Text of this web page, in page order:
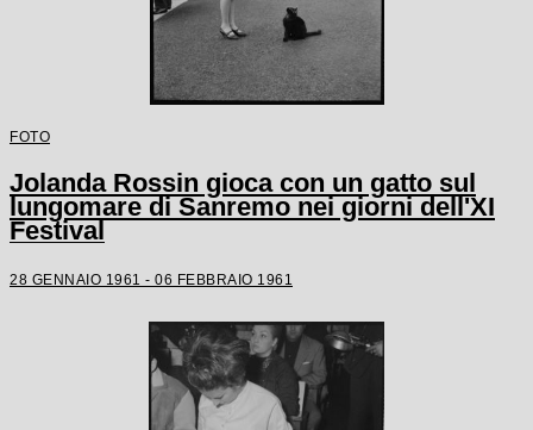
FOTO
Jolanda Rossin gioca con un gatto sul
lungomare di Sanremo nei giorni dell'XI
Festival
28 GENNAIO 1961 - 06 FEBBRAIO 1961